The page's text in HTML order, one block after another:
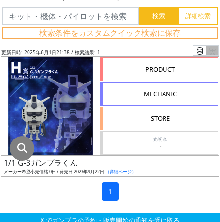
検索条件をカスタムクイック検索に保存
グ
レ
成
形
更新日時: 2025年6月1日21:38 / 検索結果: 1
PRODUCT
MECHANIC
STORE
売切れ
-
1/1 G-3ガンプラくん
メーカー希望小売価格 0円 / 発売日 2023年9月22日 （詳細ページ）
1
X でガンプラの予約・販売開始の通知を受け取る